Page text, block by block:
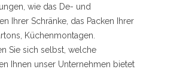
wie das De- und
Ihrer Schränke, das Packen Ihrer
Küchenmontagen.
Sie sich selbst, welche
Ihnen unser Unternehmen bietet